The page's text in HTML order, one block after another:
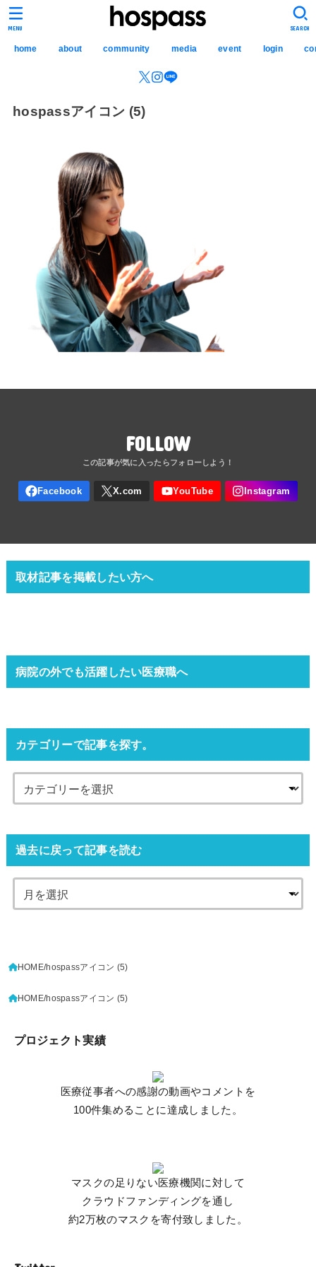
hospass media
home about community media event login
SEARCH
MENU
hospassアイコン (5)
FOLLOW
取材記事を掲載したい方へ
病院の外でも活躍したい医療職へ
カテゴリーで記事を探す。
過去に戻って記事を読む
HOME hospassアイコン (5)
HOME hospassアイコン (5)
プロジェクト実績
医療従事者への感謝の動画やコメントを
100件集めることに達成しました。
マスクの足りない医療機関に対して
クラウドファンディングを通し
約2万枚のマスクを寄付致しました。